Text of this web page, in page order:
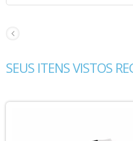
SEUS ITENS VISTOS